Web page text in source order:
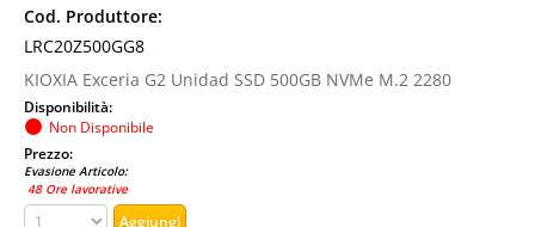
Cod. Produttore:
LRC20Z500GG8
KIOXIA Exceria G2 Unidad SSD 500GB NVMe M.2 2280
Disponibilità:
Non Disponibile
Prezzo:
Evasione Articolo:
48 Ore lavorative